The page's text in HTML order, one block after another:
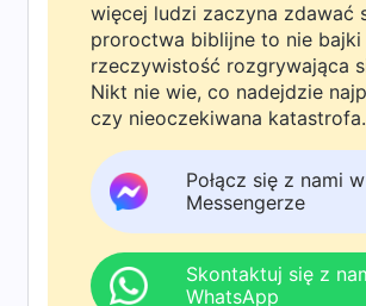
więcej ludzi zaczyna zdawać
proroctwa biblijne to nie
rzeczywistość rozgrywająca
Nikt nie wie, co nadejdzie
czy nieoczekiwana
rodziną powitać powrót
bezpieczeństwo pod Bożą
WhatsAppa lub Messengera,
naszej grupy studyjnej. Nie
Połącz się z nami w
Messengerze
Skontaktuj się z
WhatsApp